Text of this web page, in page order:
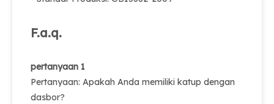
F.a.q.
pertanyaan 1
Pertanyaan: Apakah Anda memiliki katup dengan
dasbor?